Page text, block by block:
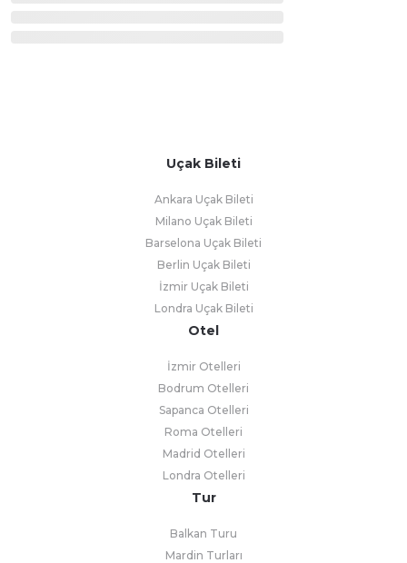
Uçak Bileti
Ankara Uçak Bileti
Milano Uçak Bileti
Barselona Uçak Bileti
Berlin Uçak Bileti
İzmir Uçak Bileti
Londra Uçak Bileti
Otel
İzmir Otelleri
Bodrum Otelleri
Sapanca Otelleri
Roma Otelleri
Madrid Otelleri
Londra Otelleri
Tur
Balkan Turu
Mardin Turları